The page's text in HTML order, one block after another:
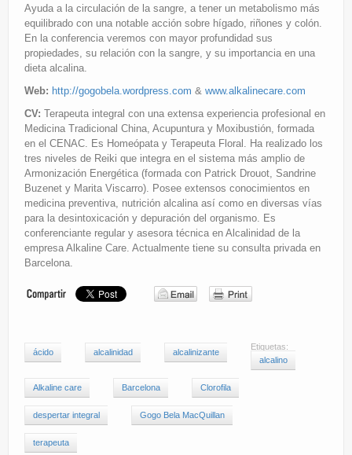
Ayuda a la circulación de la sangre, a tener un metabolismo más
equilibrado con una notable acción sobre hígado, riñones y colón.
En la conferencia veremos con mayor profundidad sus
propiedades, su relación con la sangre, y su importancia en una
dieta alcalina.
Web: http://gogobela.wordpress.com & www.alkalinecare.com
CV: Terapeuta integral con una extensa experiencia profesional en
Medicina Tradicional China, Acupuntura y Moxibustión, formada
en el CENAC. Es Homeópata y Terapeuta Floral. Ha realizado los
tres niveles de Reiki que integra en el sistema más amplio de
Armonización Energética (formada con Patrick Drouot, Sandrine
Buzenet y Marita Viscarro). Posee extensos conocimientos en
medicina preventiva, nutrición alcalina así como en diversas vías
para la desintoxicación y depuración del organismo. Es
conferenciante regular y asesora técnica en Alcalinidad de la
empresa Alkaline Care. Actualmente tiene su consulta privada en
Barcelona.
Etiquetas:
ácido alcalinidad
alcalinizante
alcalino
Alkaline care Barcelona Clorofila
despertar integral Gogo Bela MacQuillan
terapeuta